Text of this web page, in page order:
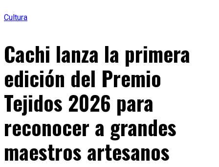
Cultura
Cachi lanza la primera
edición del Premio
Tejidos 2026 para
reconocer a grandes
maestros artesanos